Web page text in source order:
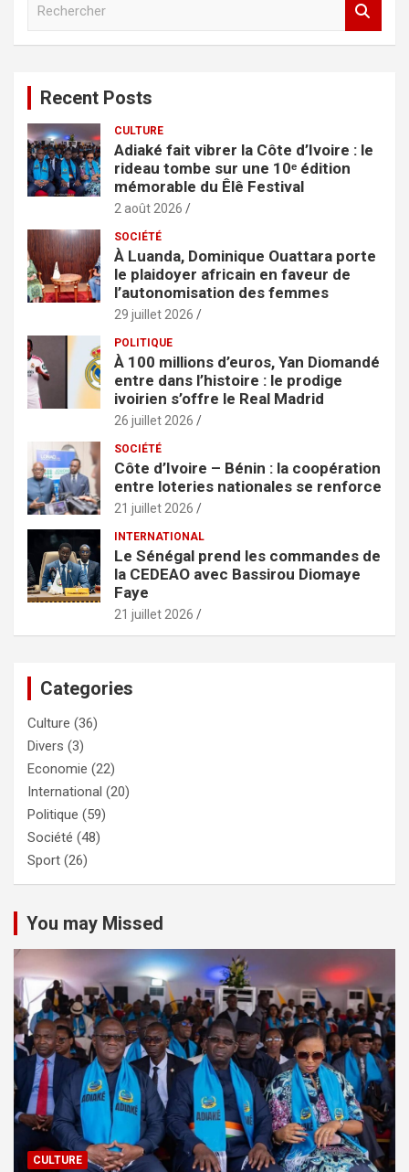
h
e
r
Recent Posts
CULTURE
Adiaké fait vibrer la Côte d’Ivoire : le
rideau tombe sur une 10ᵉ édition
mémorable du Êlê Festival
2 août 2026
SOCIÉTÉ
À Luanda, Dominique Ouattara porte
le plaidoyer africain en faveur de
l’autonomisation des femmes
29 juillet 2026
POLITIQUE
À 100 millions d’euros, Yan Diomandé
entre dans l’histoire : le prodige
ivoirien s’offre le Real Madrid
26 juillet 2026
SOCIÉTÉ
Côte d’Ivoire – Bénin : la coopération
entre loteries nationales se renforce
21 juillet 2026
INTERNATIONAL
Le Sénégal prend les commandes de
la CEDEAO avec Bassirou Diomaye
Faye
21 juillet 2026
Categories
Culture (36)
Divers (3)
Economie (22)
International (20)
Politique (59)
Société (48)
Sport (26)
You may Missed
CULTURE